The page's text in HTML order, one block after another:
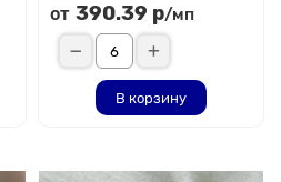
от 390.39 р/мп
В корзину